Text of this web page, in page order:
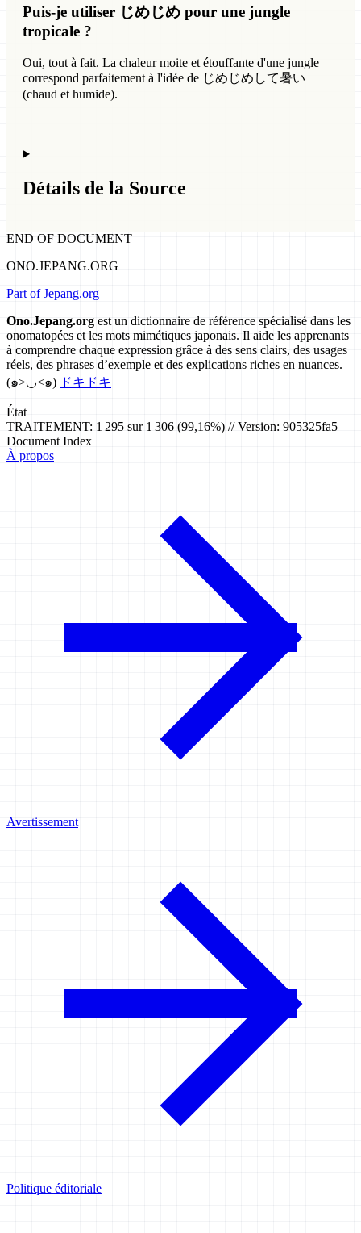
Puis-je utiliser じめじめ pour une jungle
tropicale ?
Oui, tout à fait. La chaleur moite et étouffante d'une jungle
correspond parfaitement à l'idée de じめじめして暑い
(chaud et humide).
Détails de la Source
END OF DOCUMENT
ONO.JEPANG.ORG
Part of Jepang.org
Ono.Jepang.org est un dictionnaire de référence spécialisé dans les
onomatopées et les mots mimétiques japonais. Il aide les apprenants
à comprendre chaque expression grâce à des sens clairs, des usages
réels, des phrases d’exemple et des explications riches en nuances.
(๑>◡<๑) ドキドキ
État
TRAITEMENT: 1 295 sur 1 306 (99,16%) // Version: 905325fa5
Document Index
À propos
Avertissement
Politique éditoriale